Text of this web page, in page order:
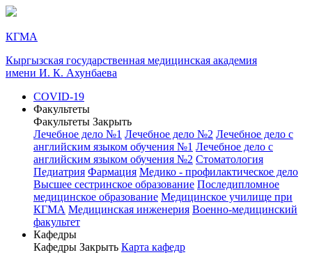
КГМА
Кыргызская государственная медицинская академия
имени И. К. Ахунбаева
COVID-19
Факультеты
Факультеты Закрыть
Лечебное дело №1 Лечебное дело №2 Лечебное дело с
английским языком обучения №1 Лечебное дело с
английским языком обучения №2 Стоматология
Педиатрия Фармация Медико - профилактическое дело
Высшее сестринское образование Последипломное
медицинское образование Медицинское училище при
КГМА Медицинская инженерия Военно-медицинский
факультет
Кафедры
Кафедры Закрыть Карта кафедр